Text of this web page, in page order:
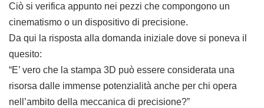
Ciò si verifica appunto nei pezzi che compongono un
cinematismo o un dispositivo di precisione.
Da qui la risposta alla domanda iniziale dove si poneva il
quesito:
“E’ vero che la stampa 3D può essere considerata una
risorsa dalle immense potenzialità anche per chi opera
nell’ambito della meccanica di precisione?”